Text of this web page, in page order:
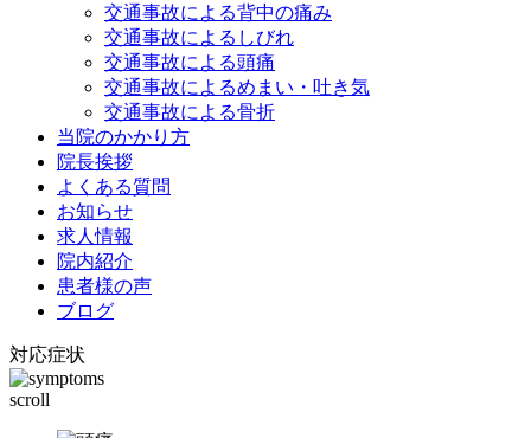
交通事故による背中の痛み
交通事故によるしびれ
交通事故による頭痛
交通事故によるめまい・吐き気
交通事故による骨折
当院のかかり方
院長挨拶
よくある質問
お知らせ
求人情報
院内紹介
患者様の声
ブログ
対応症状
scroll